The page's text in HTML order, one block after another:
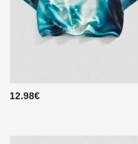
12.98€